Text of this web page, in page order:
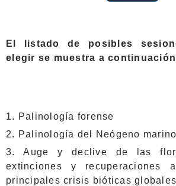
El listado de posibles
elegir se muestra a
1. Palinología forense
2. Palinología del Neógeno
3. Auge y declive de las
extinciones y recuperaciones
principales crisis bióticas globales